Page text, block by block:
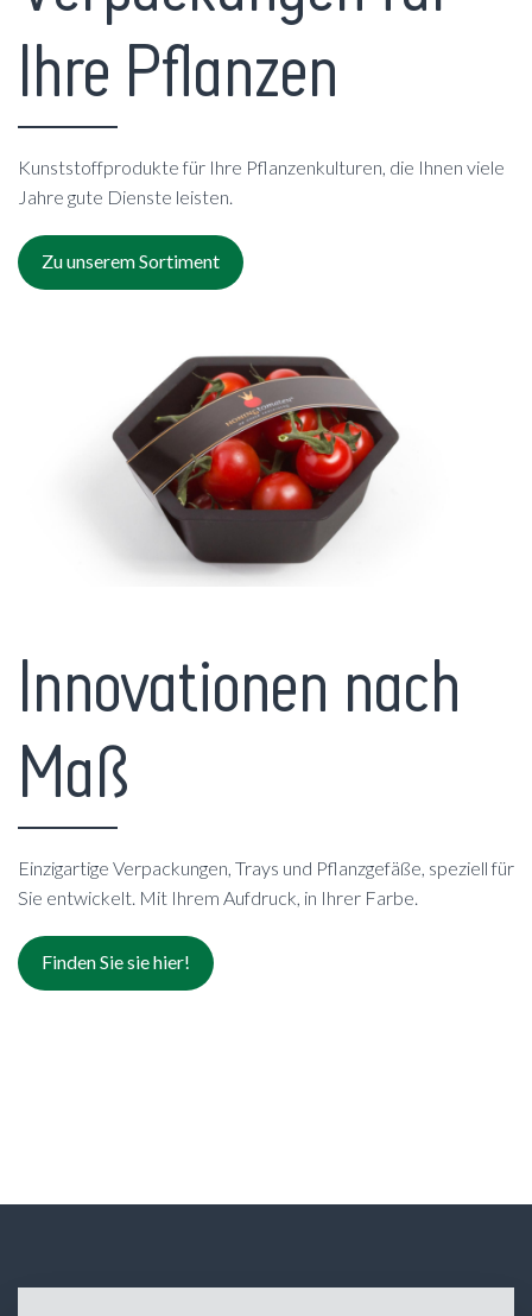
Ihre Pflanzen
Kunststoffprodukte für Ihre Pflanzenkulturen, die Ihnen viele
Jahre gute Dienste leisten.
Zu unserem Sortiment
Innovationen nach
Maß
Einzigartige Verpackungen, Trays und Pflanzgefäße, speziell für
Sie entwickelt. Mit Ihrem Aufdruck, in Ihrer Farbe.
Finden Sie sie hier!